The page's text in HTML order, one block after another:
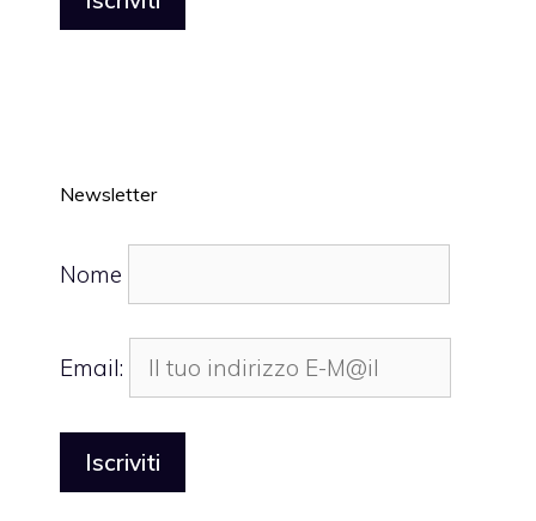
Newsletter
Nome
Email: